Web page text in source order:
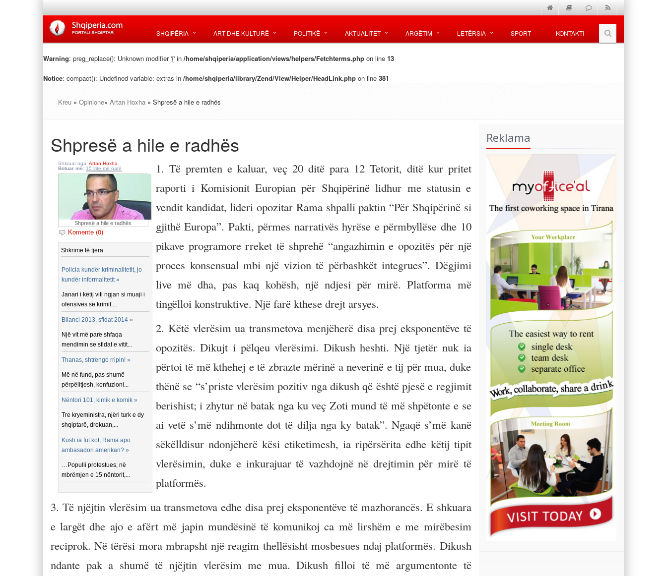
SHQIPËRIA ART DHE KULTURË POLITIKË AKTUALITET ARGËTIM LETËRSIA SPORT KONTAKTI
Warning: preg_replace(): Unknown modifier '{' in /home/shqiperia/application/views/helpers/Fetchterms.php on line 13
Notice: compact(): Undefined variable: extras in /home/shqiperia/library/Zend/View/Helper/HeadLink.php on line 381
Kreu » Opinione» Artan Hoxha » Shpresë a hile e radhës
Shpresë a hile e radhës
Shkruar nga: Artan Hoxha
Botuar më: 15 vite më parë
Shpresë a hile e radhës
Komente (0)
Shkrime të tjera
Policia kundër kriminalitetit, jo
kundër informalitetit »
Janari i këtij viti ngjan si muaji i
ofensivës së krimit....
Bilanci 2013, sfidat 2014 »
Një vit më parë shfaqa
mendimin se sfidat e vitit...
Thanas, shtrëngo rripin! »
Më në fund, pas shumë
përpëlitjesh, konfuzioni...
Nëntori 101, kimik e komik »
Tre kryeministra, njëri turk e dy
shqiptarë, drekuan,...
Kush ia fut kot, Rama apo
ambasadori amerikan? »
…Populli protestues, në
mbrëmjen e 15 nëntorit,...
1. Të premten e kaluar, veç 20 ditë para 12 Tetorit, ditë kur pritet
raporti i Komisionit Europian për Shqipërinë lidhur me statusin e
vendit kandidat, lideri opozitar Rama shpalli paktin “Për Shqipërinë si
gjithë Europa”. Pakti, përmes narrativës hyrëse e përmbyllëse dhe 10
pikave programore rreket të shprehë “angazhimin e opozitës për një
proces konsensual mbi një vizion të përbashkët integrues”. Dëgjimi
live më dha, pas kaq kohësh, një ndjesi për mirë. Platforma më
tingëlloi konstruktive. Një farë kthese drejt arsyes.
2. Këtë vlerësim ua transmetova menjëherë disa prej eksponentëve të
opozitës. Dikujt i pëlqeu vlerësimi. Dikush heshti. Një tjetër nuk ia
përtoi të më kthehej e të zbrazte mërinë a neverinë e tij për mua, duke
thënë se “s’priste vlerësim pozitiv nga dikush që është pjesë e regjimit
berishist; i zhytur në batak nga ku veç Zoti mund të më shpëtonte e se
ai vetë s’më ndihmonte dot të dilja nga ky batak”. Ngaqë s’më kanë
sëkëlldisur ndonjëherë kësi etiketimesh, ia ripërsërita edhe këtij tipit
vlerësimin, duke e inkurajuar të vazhdojnë në drejtimin për mirë të
platformës.
3. Të njëjtin vlerësim ua transmetova edhe disa prej eksponentëve të mazhorancës. E shkuara
e largët dhe ajo e afërt më japin mundësinë të komunikoj ca më lirshëm e me mirëbesim
reciprok. Në tërësi mora mbrapsht një reagim thellësisht mosbesues ndaj platformës. Dikush
ndante pak a shumë të njëjtin vlerësim me mua. Dikush filloi të më argumentonte të
Reklama